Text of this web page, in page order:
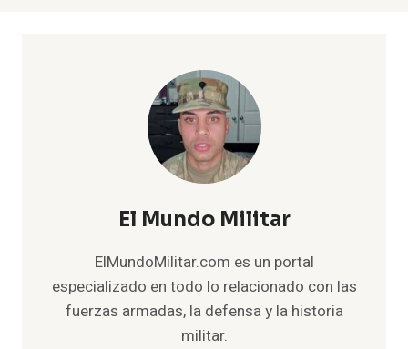
El Mundo Militar
ElMundoMilitar.com es un portal
especializado en todo lo relacionado con las
fuerzas armadas, la defensa y la historia
militar.